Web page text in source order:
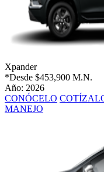
Xpander
*Desde $453,900 M.N.
Año: 2026
CONÓCELO
MANEJO